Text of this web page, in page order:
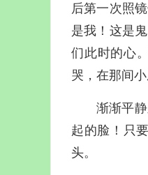
后第一次照
是我！这是
们此时的心
哭，在那间
渐渐平
起的脸！只
头。